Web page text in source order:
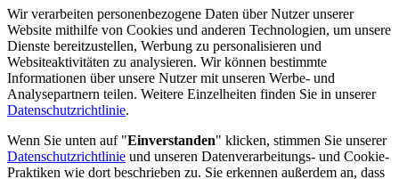
Wir verarbeiten personenbezogene Daten über Nutzer unserer
Website mithilfe von Cookies und anderen Technologien, um unsere
Dienste bereitzustellen, Werbung zu personalisieren und
Websiteaktivitäten zu analysieren. Wir können bestimmte
Informationen über unsere Nutzer mit unseren Werbe- und
Analysepartnern teilen. Weitere Einzelheiten finden Sie in unserer
Datenschutzrichtlinie.
Wenn Sie unten auf "Einverstanden" klicken, stimmen Sie unserer
Datenschutzrichtlinie und unseren Datenverarbeitungs- und Cookie-
Praktiken wie dort beschrieben zu. Sie erkennen außerdem an, dass